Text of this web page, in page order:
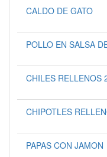
CALDO DE GATO
POLLO EN SALSA
CHILES RELLENOS
CHIPOTLES
PAPAS CON JAMON